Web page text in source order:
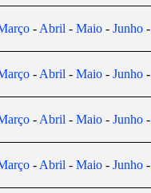
- Abril - Maio - Junho
- Abril - Maio- Junho
- Abril - Maio- Junho
- Abril - Maio- Junho